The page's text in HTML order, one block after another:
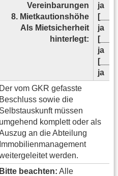
Vereinbarungen
8. Mietkautionshöhe
Als Mietsicherheit
hinterlegt:
ja
[__]
ja
[__]
ja
[__]
ja
Der vom GKR gefasste
Beschluss sowie die
Selbstauskunft müssen
umgehend komplett oder als
an die Abteilung
Immobilienmanagement
werden.
Bitte beachten: Alle